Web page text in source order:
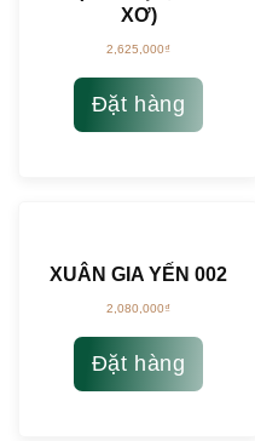
XƠ)
2,625,000₫
Đặt hàng
XUÂN GIA YẾN 002
2,080,000₫
Đặt hàng